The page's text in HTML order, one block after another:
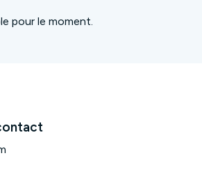
pour le moment.